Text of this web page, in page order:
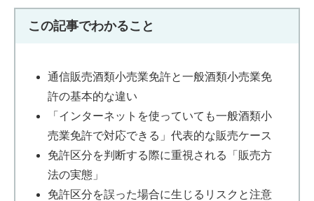
この記事でわかること
通信販売酒類小売業免許と一般酒類小売業免
許の基本的な違い
「インターネットを使っていても一般酒類小
売業免許で対応できる」代表的な販売ケース
免許区分を判断する際に重視される「販売方
法の実態」
免許区分を誤った場合に生じるリスクと注意